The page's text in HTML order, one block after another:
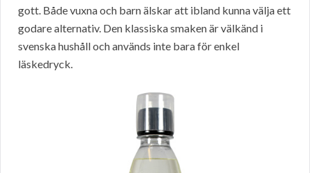
gott. Både vuxna och barn älskar att ibland kunna välja ett
godare alternativ. Den klassiska smaken är välkänd i
svenska hushåll och används inte bara för enkel
läskedryck.